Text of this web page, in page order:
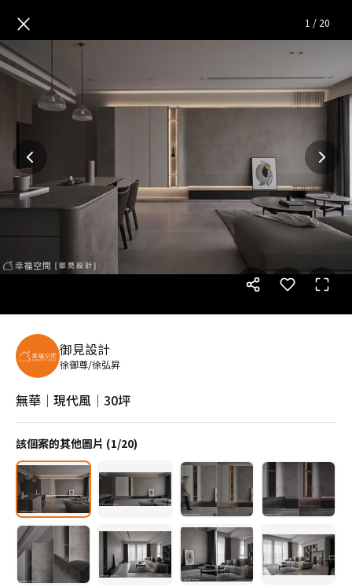
無華│現代風│30坪 — 完整
× 1 / 20
御見設計
徐御尊/徐弘昇
無華│現代風│30坪
該個案的其他圖片 (1/20)